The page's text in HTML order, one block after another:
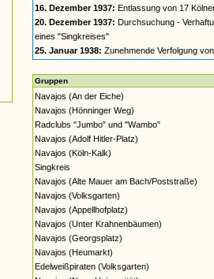
16. Dezember 1937: Entlassung von 17
20. Dezember 1937: Durchsuchung -
eines "Singkreises"
25. Januar 1938: Zunehmende Verfolgung
Gruppen
Navajos (An der Eiche)
Navajos (Hönninger Weg)
Radclubs "Jumbo" und "Wambo"
Navajos (Adolf Hitler-Platz)
Navajos (Köln-Kalk)
Singkreis
Navajos (Alte Mauer am Bach/Poststraße)
Navajos (Volksgarten)
Navajos (Appellhofplatz)
Navajos (Unter Krahnenbäumen)
Navajos (Georgsplatz)
Navajos (Heumarkt)
Edelweißpiraten (Volksgarten)